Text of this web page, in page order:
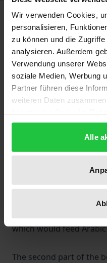
Wir verwenden Cookies,
personalisieren,
zu können und die
analysieren. Außerdem
Verwendung unserer
soziale Medien, Werbung
Partner führen diese
weiteren Daten
gesammelt haben.
Alle
Beschreibung
This book offers a
devoted to Simplicius's
commentaries: On
Aristotle'sDe anima, On
biographical part
Athens and apparently
Syria on the frontier
His role was that of a
which would feed
The second part of the